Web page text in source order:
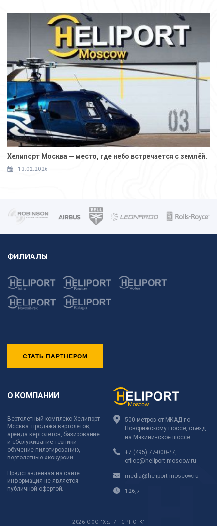
Хелипорт Москва — место, где небо встречается с землёй.
13.02.2026
ФИЛИАЛЫ
СТАТЬ ПАРТНЕРОМ
О КОМПАНИИ
Вертолетный комплекс Хелипорт
Москва: продажа вертолетов,
аренда вертолетов, базирование
и обслуживание техники,
обучение пилотированию,
вертолетные экскурсии.
Представленная на сайте
информация не является
публичной офертой.
500 метров от МКАД по
Новорижскому шоссе, съезд
на Мякининское шоссе.
+7 (495) 77-000-77
office@heliport-moscow.ru
media@heliport-moscow.ru
126,7
2026 ООО "ХЕЛИПОРТ СТК"